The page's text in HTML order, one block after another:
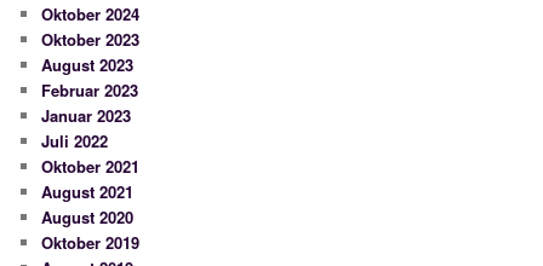
Oktober 2024
Oktober 2023
August 2023
Februar 2023
Januar 2023
Juli 2022
Oktober 2021
August 2021
August 2020
Oktober 2019